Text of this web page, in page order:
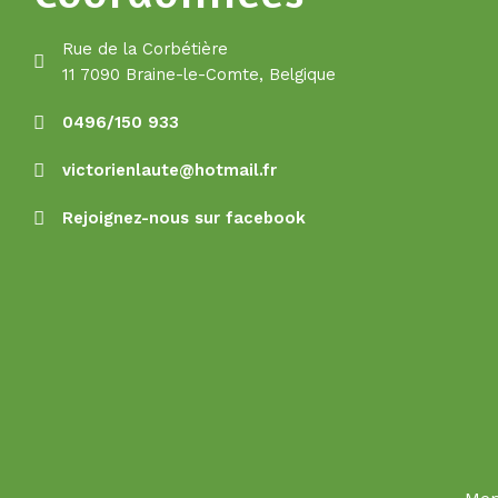
Rue de la Corbétière
11 7090 Braine-le-Comte, Belgique
0496/150 933
victorienlaute@hotmail.fr
Rejoignez-nous sur facebook